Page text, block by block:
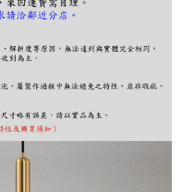
款，方視為交易完成。
之訂單仍視為有效，需透過AFTEE先享
後付 」之結帳頁面顯示為準，若有關於
等相關疑問，請聯繫「AFTEE先享後付
support/home
供之「AFTEE先享後付」服務完成之交
個人資料，並將交易相關給付款項請求債
覽以下網址：